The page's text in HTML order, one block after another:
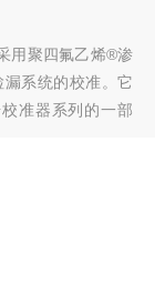
用聚四氟乙烯®渗
系统的校准。它
准器系列的一部
您的应用选择最